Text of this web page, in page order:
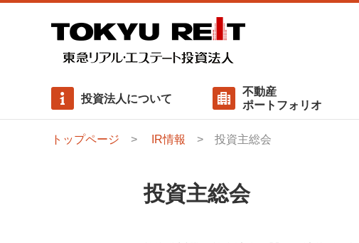
投資法人について
執行役員ご挨拶
不動産
ポートフォリオ
物件一覧
有利子負債一覧
ニュースリリース
基本方針
サステナビリティに対する考え方
社会（Social）/ 社会配慮への取り組み
トップページ IR情報 投資主総会
投資主総会